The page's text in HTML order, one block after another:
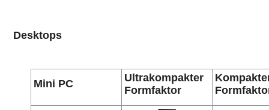
Desktops
Mini PC
Ultrakompakter
Formfaktor